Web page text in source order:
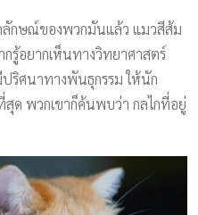
ลักษณ์ของพวกมันแล้ว แมวสีส้ม
รู้อยากเห็นทางวิทยาศาสตร์
ริศนาทางพันธุกรรม ให้นัก
ด พวกเขาก็ค้นพบว่า กลไกที่อยู่